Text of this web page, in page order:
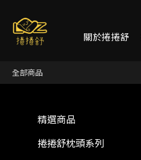
關於捲捲舒
全部商品
精選商品
捲捲舒枕頭系列